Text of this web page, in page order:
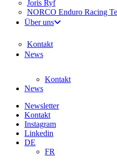
Joris Ryf
NORCO Enduro Racing
Über uns
Kontakt
News
Kontakt
News
Newsletter
Kontakt
Instagram
Linkedin
DE
FR